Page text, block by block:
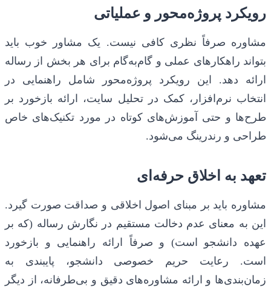
رویکرد پروژه‌محور و عملیاتی
مشاوره صرفاً نظری کافی نیست. یک مشاور خوب باید
بتواند راهکارهای عملی و گام‌به‌گام برای هر بخش از رساله
ارائه دهد. این رویکرد پروژه‌محور شامل راهنمایی در
انتخاب نرم‌افزار، کمک در تحلیل سایت، ارائه بازخورد بر
طرح‌ها و حتی آموزش‌های کوتاه در مورد تکنیک‌های خاص
طراحی و رندرینگ می‌شود.
تعهد به اخلاق حرفه‌ای
مشاوره باید بر مبنای اصول اخلاقی و صداقت صورت گیرد.
این به معنای عدم دخالت مستقیم در نگارش رساله (که بر
عهده دانشجو است) و صرفاً ارائه راهنمایی و بازخورد
است. رعایت حریم خصوصی دانشجو، پایبندی به
زمان‌بندی‌ها و ارائه مشاوره‌های دقیق و بی‌طرفانه، از دیگر